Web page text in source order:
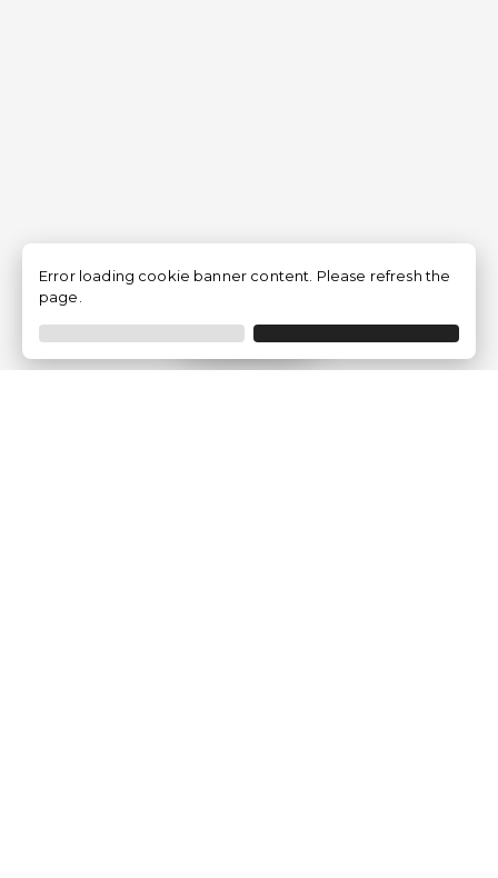
Filtrar
Error loading cookie banner content. Please refresh the
page.